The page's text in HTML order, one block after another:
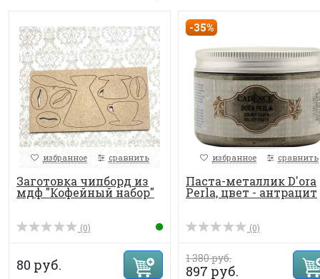
избранное сравнить
Заготовка чипборд из
мдф "Кофейный набор"
(0)
80 руб.
-35%
избранное сравнить
Паста-металлик D'ora
Perla, цвет - антрацит
(0)
1 380 руб.
897 руб.